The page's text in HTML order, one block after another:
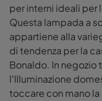
per interni ideali
Questa lampada a
appartiene alla
di tendenza per la
Bonaldo. In
l’Illuminazione
toccare con mano la